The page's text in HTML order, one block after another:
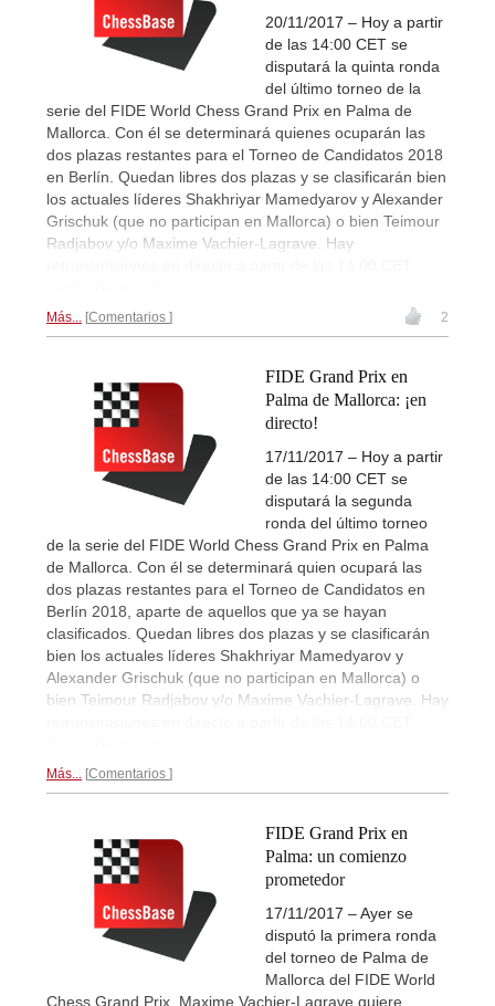
20/11/2017 – Hoy a partir
de las 14:00 CET se
disputará la quinta ronda
del último torneo de la
serie del FIDE World Chess Grand Prix en Palma de
Mallorca. Con él se determinará quienes ocuparán las
dos plazas restantes para el Torneo de Candidatos 2018
en Berlín. Quedan libres dos plazas y se clasificarán bien
los actuales líderes Shakhriyar Mamedyarov y Alexander
Grischuk (que no participan en Mallorca) o bien Teimour
Radjabov y/o Maxime Vachier-Lagrave. Hay
Más... Comentarios 2
FIDE Grand Prix en
Palma de Mallorca: ¡en
directo!
17/11/2017 – Hoy a partir
de las 14:00 CET se
disputará la segunda
ronda del último torneo
de la serie del FIDE World Chess Grand Prix en Palma
de Mallorca. Con él se determinará quien ocupará las
dos plazas restantes para el Torneo de Candidatos en
Berlín 2018, aparte de aquellos que ya se hayan
clasificados. Quedan libres dos plazas y se clasificarán
bien los actuales líderes Shakhriyar Mamedyarov y
Alexander Grischuk (que no participan en Mallorca) o
bien Teimour Radjabov y/o Maxime Vachier-Lagrave. Hay
Más... Comentarios
FIDE Grand Prix en
Palma: un comienzo
prometedor
17/11/2017 – Ayer se
disputó la primera ronda
del torneo de Palma de
Mallorca del FIDE World
Chess Grand Prix. Maxime Vachier-Lagrave quiere